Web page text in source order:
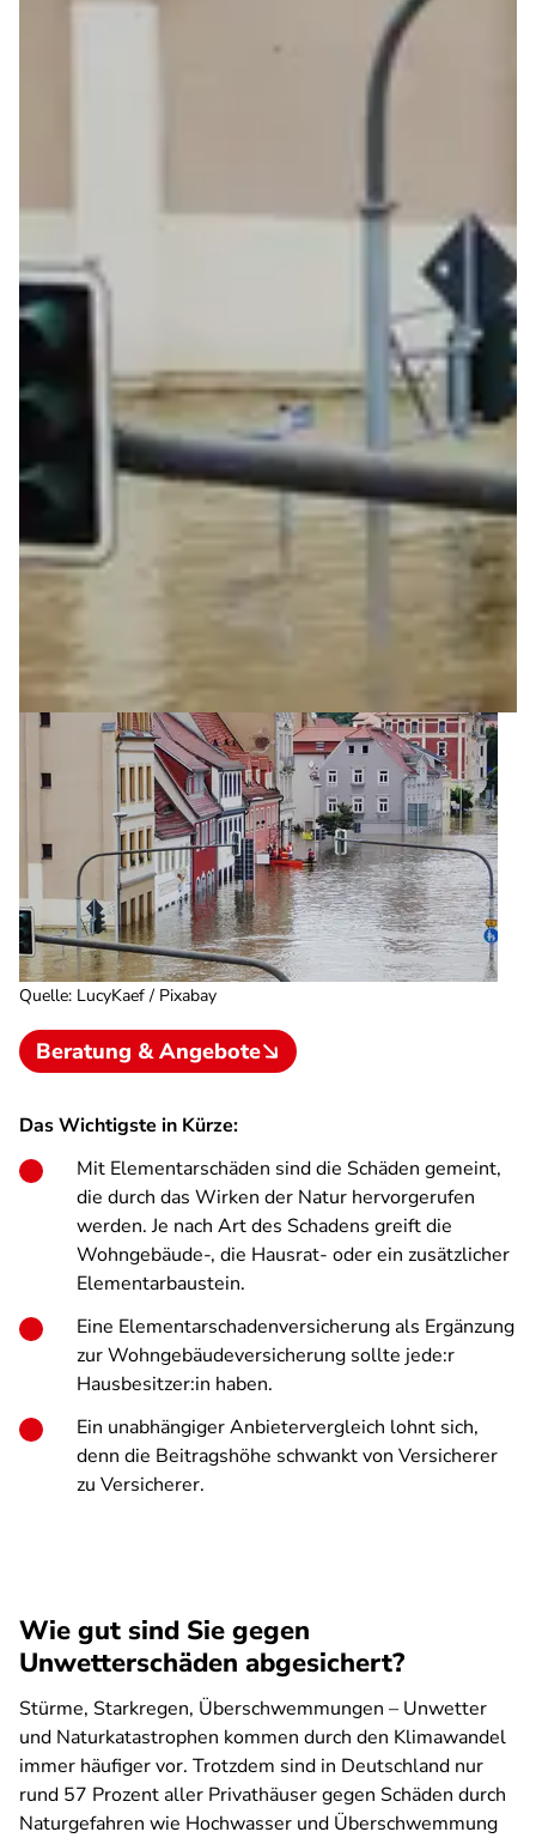
Quelle: LucyKaef / Pixabay
Beratung & Angebote
Das Wichtigste in Kürze:
Mit Elementarschäden sind die Schäden gemeint,
die durch das Wirken der Natur hervorgerufen
werden. Je nach Art des Schadens greift die
Wohngebäude-, die Hausrat- oder ein zusätzlicher
Elementarbaustein.
Eine Elementarschadenversicherung als Ergänzung
zur Wohngebäudeversicherung sollte jede:r
Hausbesitzer:in haben.
Ein unabhängiger Anbietervergleich lohnt sich,
denn die Beitragshöhe schwankt von Versicherer
zu Versicherer.
Wie gut sind Sie gegen
Unwetterschäden abgesichert?
Stürme, Starkregen, Überschwemmungen – Unwetter
und Naturkatastrophen kommen durch den Klimawandel
immer häufiger vor. Trotzdem sind in Deutschland nur
rund 57 Prozent aller Privathäuser gegen Schäden durch
Naturgefahren wie Hochwasser und Überschwemmung